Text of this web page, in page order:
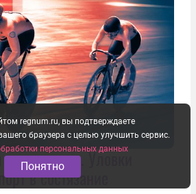
Уловки
в состязание
regnum.ru, вы подтверждаете
браузера с целью улучшить сервис.
персональных данных
Понятно